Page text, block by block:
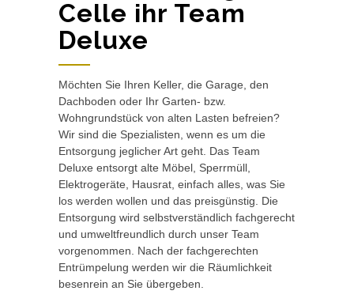
Celle ihr Team
Deluxe
Möchten Sie Ihren Keller, die Garage, den
Dachboden oder Ihr Garten- bzw.
Wohngrundstück von alten Lasten befreien?
Wir sind die Spezialisten, wenn es um die
Entsorgung jeglicher Art geht. Das Team
Deluxe entsorgt alte Möbel, Sperrmüll,
Elektrogeräte, Hausrat, einfach alles, was Sie
los werden wollen und das preisgünstig. Die
Entsorgung wird selbstverständlich fachgerecht
und umweltfreundlich durch unser Team
vorgenommen. Nach der fachgerechten
Entrümpelung werden wir die Räumlichkeit
besenrein an Sie übergeben.